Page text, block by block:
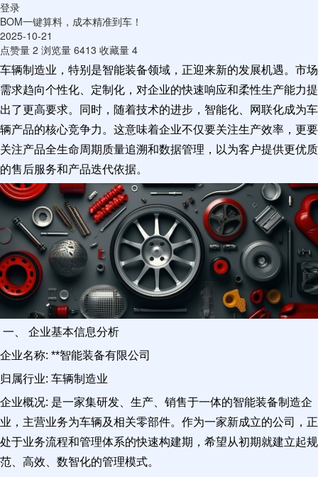
登录
BOM一键算料，成本精准到车！
2025-10-21
点赞量 2 浏览量 6413 收藏量 4
车辆制造业，特别是智能装备领域，正迎来新的发展机遇。市场
需求趋向个性化、定制化，对企业的快速响应和柔性生产能力提
出了更高要求。同时，随着技术的进步，智能化、网联化成为车
辆产品的核心竞争力。这意味着企业不仅要关注生产效率，更要
关注产品全生命周期质量追溯和数据管理，以为客户提供更优质
的售后服务和产品迭代依据。
一、 企业基本信息分析
企业名称: **智能装备有限公司
归属行业: 车辆制造业
企业概况: 是一家集研发、生产、销售于一体的智能装备制造企
业，主营业务为车辆及相关零部件。作为一家新成立的公司，正
处于业务流程和管理体系的快速构建期，希望从初期就建立起规
范、高效、数智化的管理模式。